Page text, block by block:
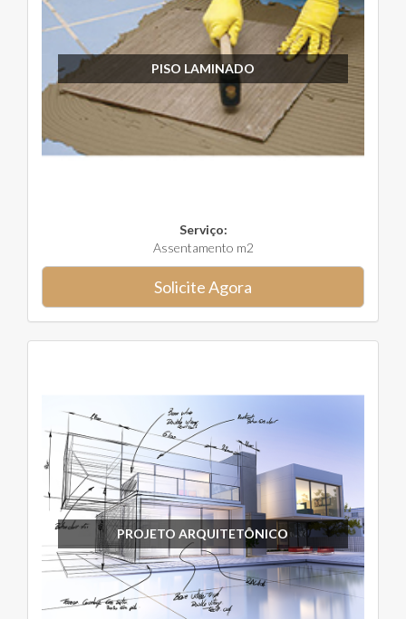
PISO LAMINADO
Serviço:
Assentamento m2
Solicite Agora
PROJETO ARQUITETÔNICO